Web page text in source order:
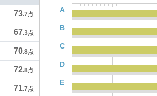
73.7点
67.3点
70.8点
72.8点
71.7点
A
B
C
D
E